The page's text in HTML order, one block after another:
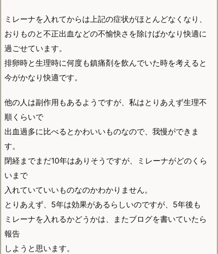
ミレーナを入れてからは上記の症状がほとんどなくなり、
おりものと不正出血などの不愉快さを除けばかなり快適に
過ごせています。
排卵時と生理時に何度も鎮痛剤を飲んでいた時を考えると
今がかなり快適です。
他の人は副作用もあるようですが、私はとりあえず生理不
順くらいで
出血過多に比べるとかわいいものなので、我慢ができま
す。
閉経までまだ10年はありそうですが、ミレーナがどのくら
いまで
入れていていいものなのかわかりません。
とりあえず、5年は効果があるらしいのですが、5年後も
ミレーナを入れるかどうかは、またブログを書いていたら
報告
しようと思います。